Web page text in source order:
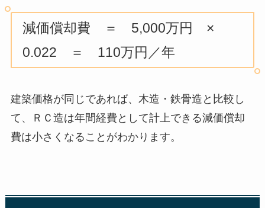
減価償却費 ＝ 5,000万円 ×
0.022 ＝ 110万円／年
建築価格が同じであれば、木造・鉄骨造と比較し
て、ＲＣ造は年間経費として計上できる減価償却
費は小さくなることがわかります。